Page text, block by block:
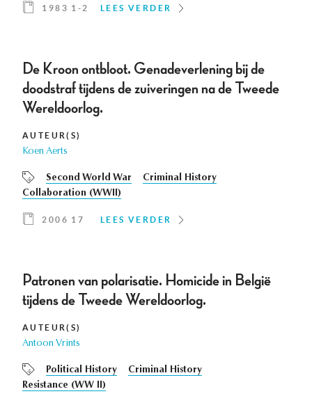
1983 1-2 LEES VERDER
De Kroon ontbloot. Genadeverlening bij de
doodstraf tijdens de zuiveringen na de Tweede
Wereldoorlog.
AUTEUR(S)
Koen Aerts
Second World War
Criminal History
Collaboration (WWII)
2006 17 LEES VERDER
Patronen van polarisatie. Homicide in België
tijdens de Tweede Wereldoorlog.
AUTEUR(S)
Antoon Vrints
Political History
Criminal History
Resistance (WW II)